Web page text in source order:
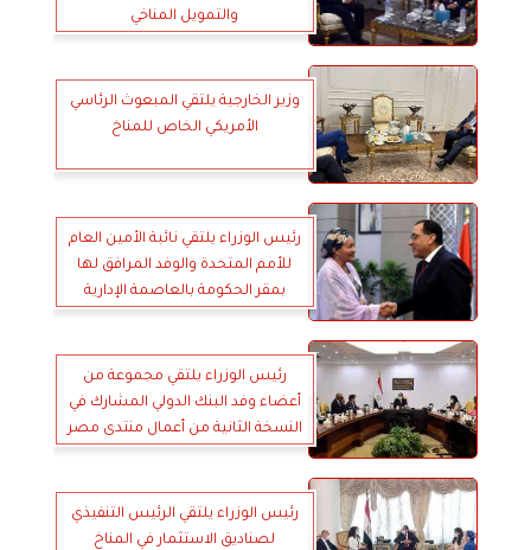
والتمويل المناخي
وزير الخارجية يلتقي المبعوث الرئاسي
الأمريكي الخاص للمناخ
رئيس الوزراء يلتقي نائبة الأمين العام
للأمم المتحدة والوفد المرافق لها
بمقر الحكومة بالعاصمة الإدارية
رئيس الوزراء يلتقي مجموعة من
أعضاء وفد البنك الدولي المشارك في
النسخة الثانية من أعمال منتدى مصر
رئيس الوزراء يلتقي الرئيس التنفيذي
لصناديق الاستثمار في المناخ